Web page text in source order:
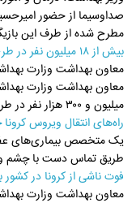
صداوسیما از حضور
مطرح شده از طرف این
بیش از ۱۸ میلیون نفر در طرح غربالگری کرونا ارزیابی شدند
معاون بهداشت وزارت
میلیون و ۳۰۰ هزار نفر در طرح غربالگری و مقابله با ویروس کرونا خبر داد.
راه‌های انتقال ویروس
یک متخصص بیماری‌های
طریق تماس دست با چشم
فوت ناشی از کرونا در کشور به هزار و
معاون بهداشت وزارت